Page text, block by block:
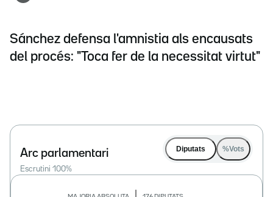
Sánchez defensa l'amnistia als encausats
del procés: "Toca fer de la necessitat virtut"
Arc parlamentari
Escrutini 100%
Diputats %Vots